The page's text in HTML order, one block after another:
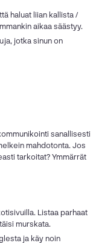
haluat liian kallista /
aikaa säästyy.
jotka sinun on
sanallisesti
mahdotonta. Jos
tarkoitat? Ymmärrät
Listaa parhaat
murskata.
ja käy noin